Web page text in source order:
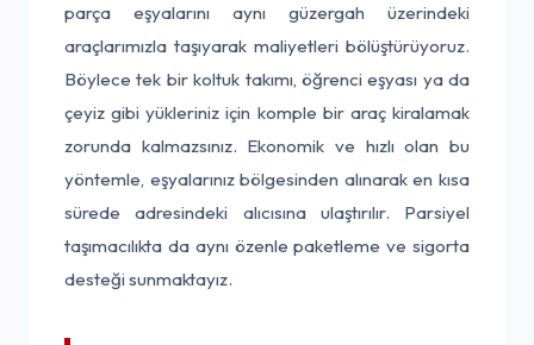
parça eşyalarını aynı güzergah üzerindeki
araçlarımızla taşıyarak maliyetleri bölüştürüyoruz.
Böylece tek bir koltuk takımı, öğrenci eşyası ya da
çeyiz gibi yükleriniz için komple bir araç kiralamak
zorunda kalmazsınız. Ekonomik ve hızlı olan bu
yöntemle, eşyalarınız bölgesinden alınarak en kısa
sürede adresindeki alıcısına ulaştırılır. Parsiyel
taşımacılıkta da aynı özenle paketleme ve sigorta
desteği sunmaktayız.